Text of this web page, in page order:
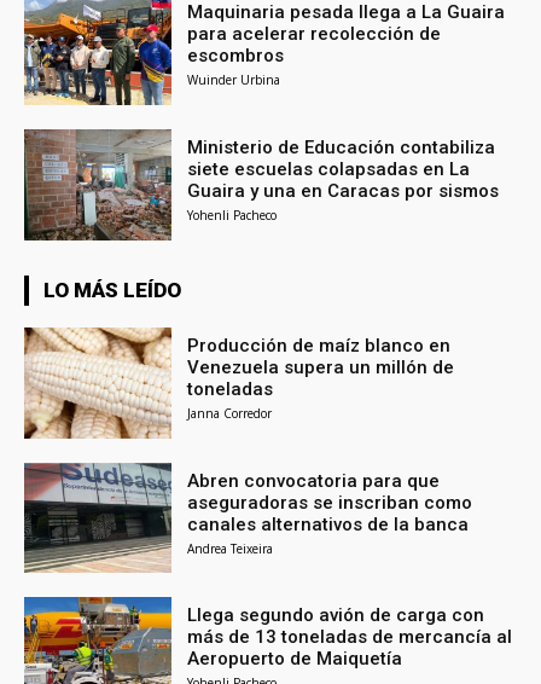
Maquinaria pesada llega a La Guaira
para acelerar recolección de
escombros
Wuinder Urbina
Ministerio de Educación contabiliza
siete escuelas colapsadas en La
Guaira y una en Caracas por sismos
Yohenli Pacheco
LO MÁS LEÍDO
Producción de maíz blanco en
Venezuela supera un millón de
toneladas
Janna Corredor
Abren convocatoria para que
aseguradoras se inscriban como
canales alternativos de la banca
Andrea Teixeira
Llega segundo avión de carga con
más de 13 toneladas de mercancía al
Aeropuerto de Maiquetía